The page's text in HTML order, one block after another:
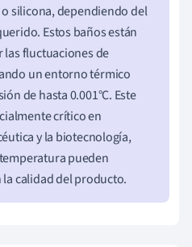
silicona, dependiendo del
Estos baños están
fluctuaciones de
un entorno térmico
de hasta 0.001°C. Este
crítico en
y la biotecnología,
pueden
calidad del producto.